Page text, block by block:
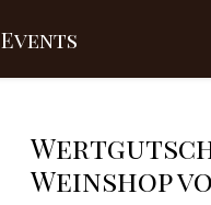
Events
Weinshop